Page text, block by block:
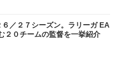
６／２７シーズン。ラリーガ EA
２０チームの監督を一挙紹介